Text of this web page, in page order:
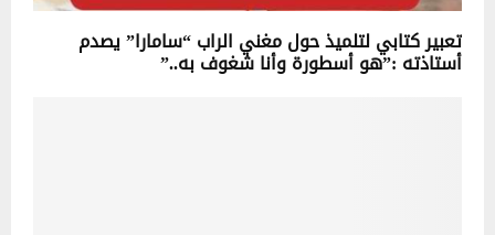
تعبير كتابي لتلميذ حول مغني الراب “سامارا” يصدم
أستاذته :”هو أسطورة وأنا شغوف به..”